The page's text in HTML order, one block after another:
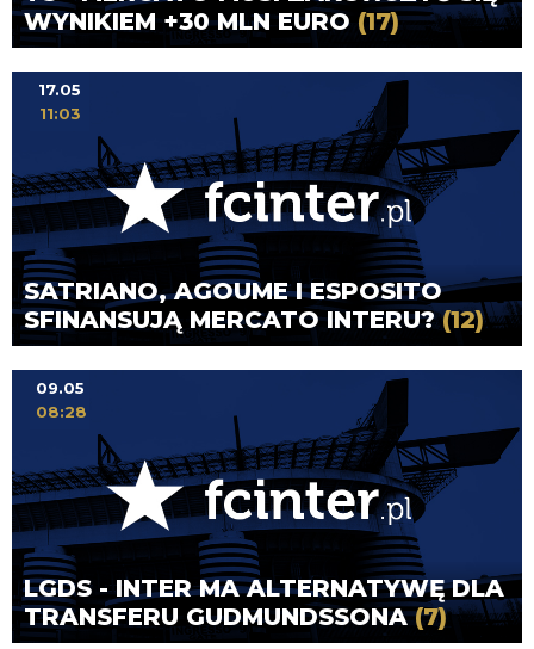
WYNIKIEM +30 MLN EURO (17)
SATRIANO, AGOUME I ESPOSITO
SFINANSUJĄ MERCATO INTERU?(12)
17.05
11:03
LGDS - INTER MA ALTERNATYWĘ DLA
TRANSFERU GUDMUNDSSONA(7)
09.05
08:28